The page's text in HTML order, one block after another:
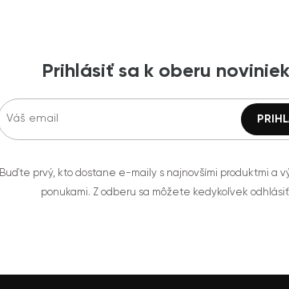
Prihlásiť sa k oberu noviniek
Buďte prvý, kto dostane e-maily s najnovšími produktmi a
ponukami. Z odberu sa môžete kedykoľvek